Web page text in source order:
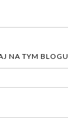
NA TYM BLOGU